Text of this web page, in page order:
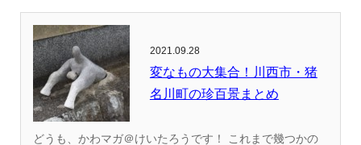
2021.09.28
変なもの大集合！川西市・猪
名川町の珍百景まとめ
どうも、かわマガ＠けいたろうです！ これまで幾つかの